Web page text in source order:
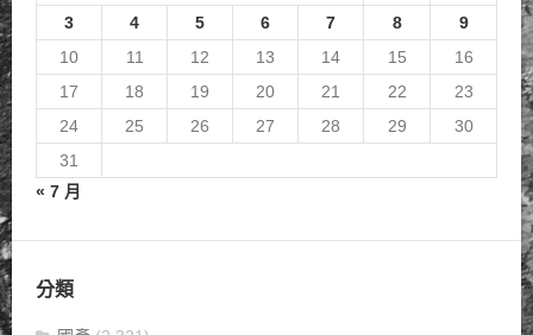
3
4 5 6 7 8
9
10
11 12 13 14 15
16
17
18 19 20 21 22
23
24
25 26 27 28 29
30
31
« 7 月
分類